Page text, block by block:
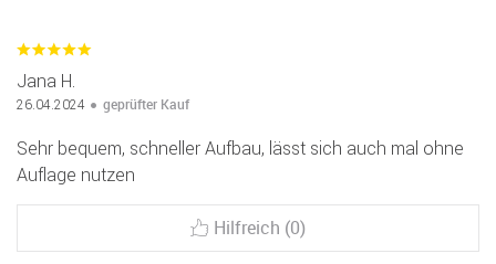
Jana H.
26.04.2024 geprüfter Kauf
Sehr bequem, schneller Aufbau, lässt sich auch mal ohne
Auflage nutzen
Hilfreich (0)